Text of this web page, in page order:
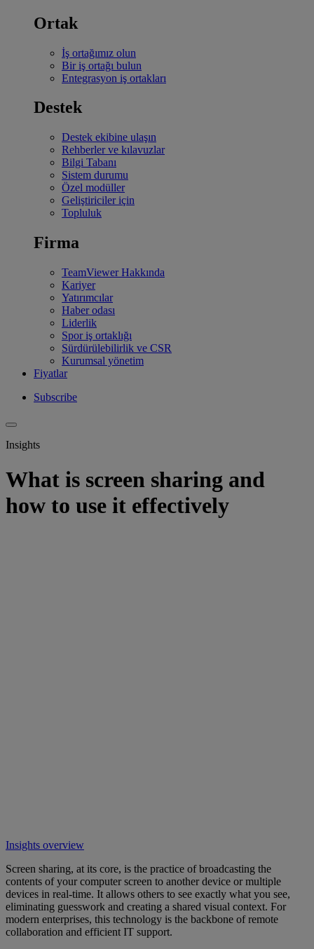
Ortak
İş ortağımız olun
Bir iş ortağı bulun
Entegrasyon iş ortakları
Destek
Destek ekibine ulaşın
Rehberler ve kılavuzlar
Bilgi Tabanı
Sistem durumu
Özel modüller
Geliştiriciler için
Topluluk
Firma
TeamViewer Hakkında
Kariyer
Yatırımcılar
Haber odası
Liderlik
Spor iş ortaklığı
Sürdürülebilirlik ve CSR
Kurumsal yönetim
Fiyatlar
Subscribe
Insights
What is screen sharing and
how to use it effectively
Insights overview
Screen sharing, at its core, is the practice of broadcasting the
contents of your computer screen to another device or multiple
devices in real-time. It allows others to see exactly what you see,
eliminating guesswork and creating a shared visual context. For
modern enterprises, this technology is the backbone of remote
collaboration and efficient IT support.